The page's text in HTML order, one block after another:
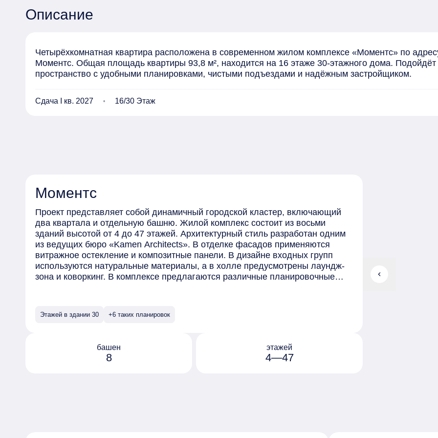
Описание
Четырёхкомнатная квартира расположена в современном жилом комплексе «Моментс» по
Моментс. Общая площадь квартиры 93,8 м², находится на 16 этаже 30-этажного дома.
пространство с удобными планировками, чистыми подъездами и надёжным застройщиком.
Сдача I кв. 2027 16/30 Этаж
Моментс
Проект представляет собой динамичный городской кластер, включающий
два квартала и отдельную башню. Жилой комплекс состоит из восьми
зданий высотой от 4 до 47 этажей. Архитектурный стиль разработан одним
из ведущих бюро «Kamen Architects». В отделке фасадов применяются
витражное остекление и композитные панели. В дизайне входных групп
используются натуральные материалы, а в холле предусмотрены лаундж-
зона и коворкинг. В комплексе предлагаются различные планировочные
вид на парк. Проект включает иммерсивные дворовые и общественные
двор с фонтаном, зеленые и сенсорные сады, зоны для отдыха, пикников и
активных развлечений, а также развитую коммерческую инфраструктуру. На
территории комплекса расположены детский сад и школа, детские и
Этажей в здании 30 +6 таких планировок
8
башен
4—47
этажей
chevron_left